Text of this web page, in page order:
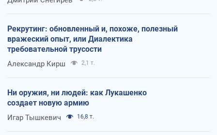
Рекрутинг: обновленный и, похоже, полезный
вражеский опыт, или Диалектика
требовательной трусости
Александр Кирш 2,1 т.
Ни оружия, ни людей: как Лукашенко
создает новую армию
Игар Тышкевич 16,8 т.